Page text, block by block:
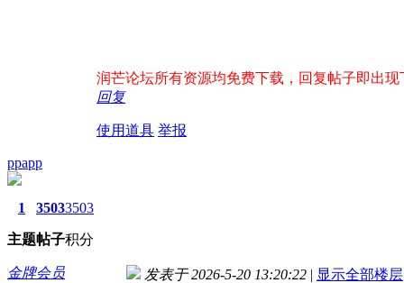
润芒论坛所有资源均免费下载，回复帖子即出现
回复
使用道具 举报
ppapp
1
主题
3503
帖子
3503
积分
金牌会员 发表于 2026-5-20 13:20:22 | 显示全部楼层